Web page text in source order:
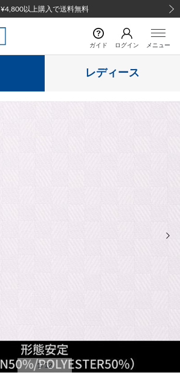
¥4,800以上購入で送料無料
ガイド ログイン メニュー
レディース
1/12